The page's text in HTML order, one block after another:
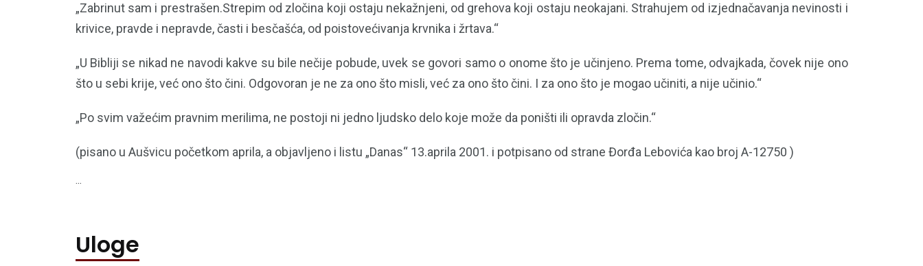
„Zabrinut sam i prestrašen.Strepim od zločina koji ostaju nekažnjeni, od grehova koji ostaju neokajani. Strahujem od izjednačavanja nevinosti i
krivice, pravde i nepravde, časti i besčašća, od poistovećivanja krvnika i žrtava.“
„U Bibliji se nikad ne navodi kakve su bile nečije pobude, uvek se govori samo o onome što je učinjeno. Prema tome, odvajkada, čovek nije ono
što u sebi krije, već ono što čini. Odgovoran je ne za ono što misli, već za ono što čini. I za ono što je mogao učiniti, a nije učinio.“
„Po svim važećim pravnim merilima, ne postoji ni jedno ljudsko delo koje može da poništi ili opravda zločin.“
(pisano u Aušvicu početkom aprila, a objavljeno i listu „Danas“ 13.aprila 2001. i potpisano od strane Đorđa Lebovića kao broj A-12750 )
...
Uloge